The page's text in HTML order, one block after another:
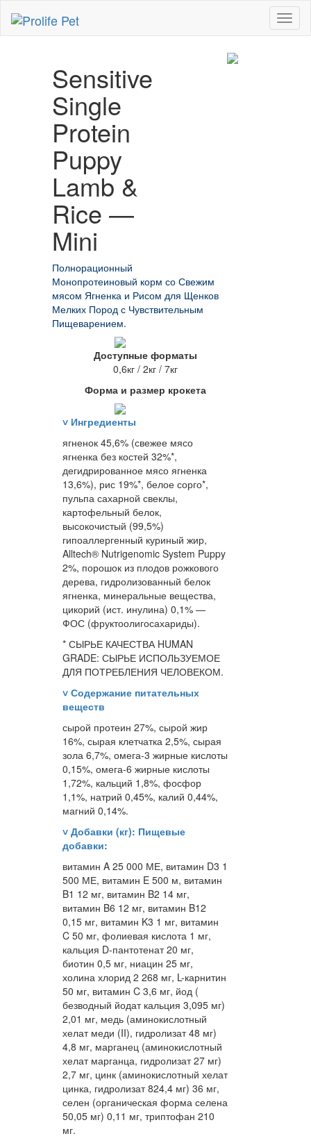
Sensitive
Single
Protein
Puppy
Lamb &
Rice —
Mini
Полнорационный
Монопротеиновый корм со Свежим
мясом Ягненка и Рисом для Щенков
Мелких Пород с Чувствительным
Пищеварением.
Доступные форматы
0,6кг / 2кг / 7кг
Форма и размер крокета
˅ Ингредиенты
ягненок 45,6% (свежее мясо
ягненка без костей 32%*,
дегидрированное мясо ягненка
13,6%), рис 19%*, белое сорго*,
пульпа сахарной свеклы,
картофельный белок,
высокочистый (99,5%)
гипоаллергенный куриный жир,
Alltech® Nutrigenomic System Puppy
2%, порошок из плодов рожкового
дерева, гидролизованный белок
ягненка, минеральные вещества,
цикорий (ист. инулина) 0,1% —
ФОС (фруктоолигосахариды).
* СЫРЬЕ КАЧЕСТВА HUMAN
GRADE: СЫРЬЕ ИСПОЛЬЗУЕМОЕ
ДЛЯ ПОТРЕБЛЕНИЯ ЧЕЛОВЕКОМ.
˅ Содержание питательных
веществ
сырой протеин 27%, сырой жир
16%, сырая клетчатка 2,5%, сырая
зола 6,7%, омега-3 жирные кислоты
0,15%, омега-6 жирные кислоты
1,72%, кальций 1,8%, фосфор
1,1%, натрий 0,45%, калий 0,44%,
магний 0,14%.
˅ Добавки (кг): Пищевые
добавки:
витамин A 25 000 МЕ, витамин D3 1
500 МЕ, витамин E 500 м, витамин
B1 12 мг, витамин B2 14 мг,
витамин B6 12 мг, витамин B12
0,15 мг, витамин K3 1 мг, витамин
C 50 мг, фолиевая кислота 1 мг,
кальция D-пантотенат 20 мг,
биотин 0,5 мг, ниацин 25 мг,
холина хлорид 2 268 мг, L-карнитин
50 мг, витамин C 3,6 мг, йод (
безводный йодат кальция 3,095 мг)
2,01 мг, медь (аминокислотный
хелат меди (II), гидролизат 48 мг)
4,8 мг, марганец (аминокислотный
хелат марганца, гидролизат 27 мг)
2,7 мг, цинк (аминокислотный хелат
цинка, гидролизат 824,4 мг) 36 мг,
селен (органическая форма селена
50,05 мг) 0,11 мг, триптофан 210
мг.